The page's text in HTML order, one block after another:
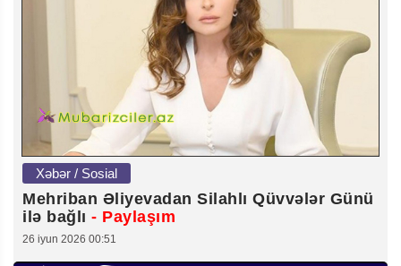
Xəbər / Sosial
Mehriban Əliyevadan Silahlı Qüvvələr Günü
ilə bağlı - Paylaşım
26 iyun 2026 00:51